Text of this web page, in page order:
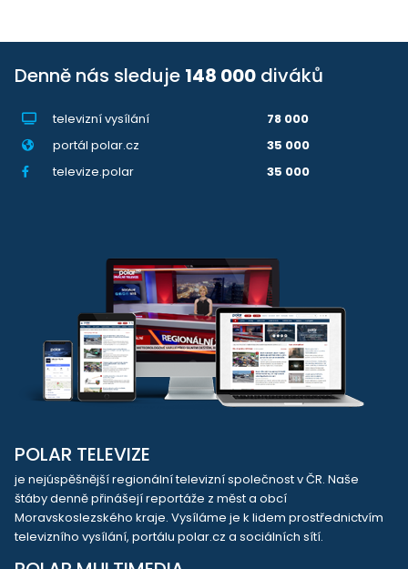
Denně nás sleduje 148 000 diváků
televizní vysílání
78 000
portál polar.cz
35 000
televize.polar
35 000
POLAR TELEVIZE
je nejúspěšnější regionální televizní společnost v ČR. Naše
štáby denně přinášejí reportáže z měst a obcí
Moravskoslezského kraje. Vysíláme je k lidem prostřednictvím
televizního vysílání, portálu polar.cz a sociálních sítí.